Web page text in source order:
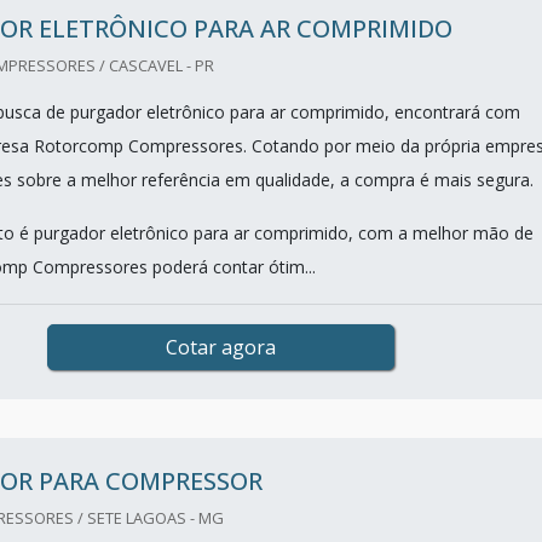
ELETRÔNICO PARA AR COMPRIMIDO
/ CASCAVEL - PR
de purgador eletrônico para ar comprimido, encontrará com
Rotorcomp Compressores. Cotando por meio da própria
sobre a melhor referência em qualidade, a compra é mais segura.
é purgador eletrônico para ar comprimido, com a melhor mão de
Compressores poderá contar ótim...
Cotar agora
PARA COMPRESSOR
/ SETE LAGOAS - MG